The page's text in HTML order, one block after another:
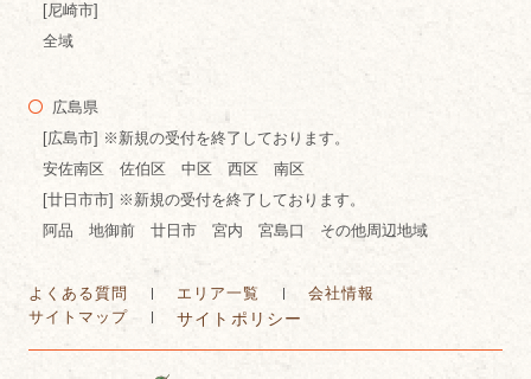
[尼崎市]
全域
広島県
[広島市] ※新規の受付を終了しております。
安佐南区 佐伯区 中区 西区 南区
[廿日市市] ※新規の受付を終了しております。
阿品 地御前 廿日市 宮内 宮島口 その他周辺地域
よくある質問 エリア一覧
会社情報
サイトマップ
サイトポリシー